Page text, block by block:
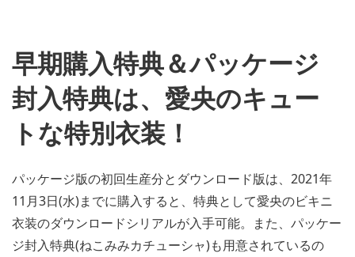
早期購入特典＆パッケージ
封入特典は、愛央のキュー
トな特別衣装！
パッケージ版の初回生産分とダウンロード版は、2021年
11月3日(水)までに購入すると、特典として愛央のビキニ
衣装のダウンロードシリアルが入手可能。また、パッケー
ジ封入特典(ねこみみカチューシャ)も用意されているの